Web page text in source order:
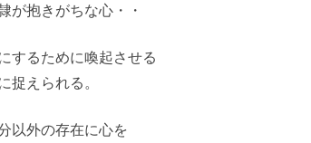
が抱きがちな心・・
するために喚起させる
捉えられる。
以外の存在に心を